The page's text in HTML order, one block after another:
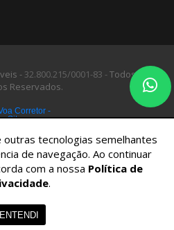
- 32.800.215/0001-83 -Todos os
Reservados.
tecnologias semelhantes
de navegação. Ao continuar
com a nossa Política de
.
ENTENDI